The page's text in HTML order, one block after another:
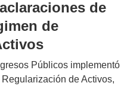
de
de
Públicos implementó
de Activos,